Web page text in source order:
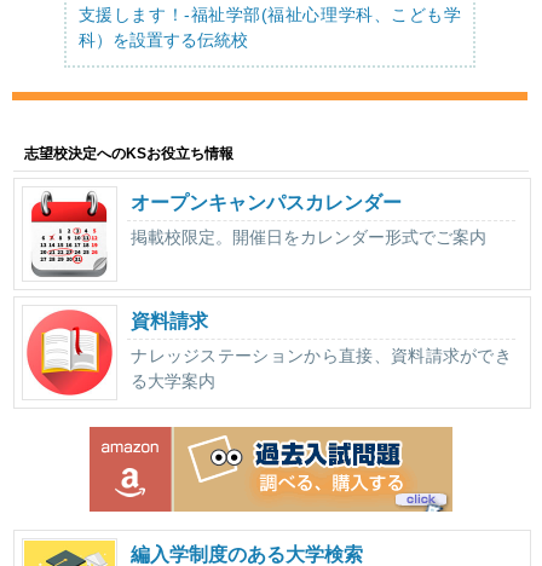
支援します！-福祉学部(福祉心理学科、こども学
科）を設置する伝統校
志望校決定へのKSお役立ち情報
オープンキャンパスカレンダー
掲載校限定。開催日をカレンダー形式でご案内
資料請求
ナレッジステーションから直接、資料請求ができ
る大学案内
編入学制度のある大学検索